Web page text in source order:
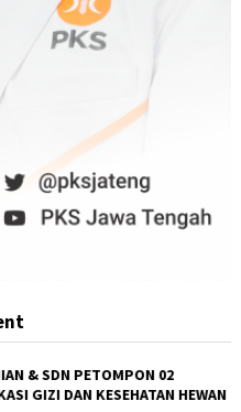
& SDN PETOMPON 02
GIZI DAN KESEHATAN HEWAN